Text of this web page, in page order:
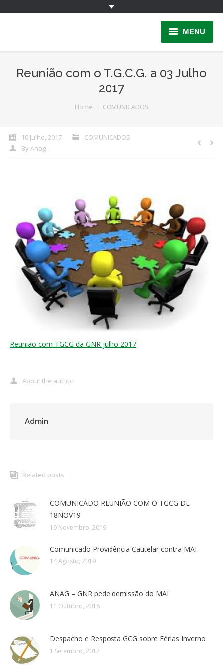
MENU
Quem Somos
Contactos
Área Reservada
Reunião com o T.G.C.G. a 03 Julho
2017
Home COMUNICADOS
10 Julho, 2017
COMUNICADOS
By Anag .
Reunião com TGCG da GNR julho 2017
About the author
Admin
Related posts
COMUNICADO REUNIÃO COM O TGCG DE
18NOV19
19 Novembro, 2019
Comunicado Providência Cautelar contra MAI
14 Agosto, 2019
ANAG – GNR pede demissão do MAI
11 Outubro, 2018
Despacho e Resposta GCG sobre Férias Inverno
1 Setembro, 2017